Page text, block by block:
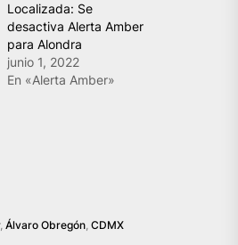
Localizada: Se
desactiva Alerta Amber
para Alondra
junio 1, 2022
En «Alerta Amber»
, Álvaro Obregón, CDMX